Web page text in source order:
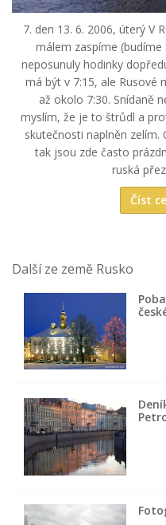
7. den 13. 6. 2006, úterý V
málem zaspíme (budíme
neposunuly hodinky
má být v 7:15, ale Rusové
až okolo 7:30. Snídaně
myslím, že je to štrůdl a
skutečnosti naplněn
tak jsou zde často
ruská
Číst
Další ze země Rusko